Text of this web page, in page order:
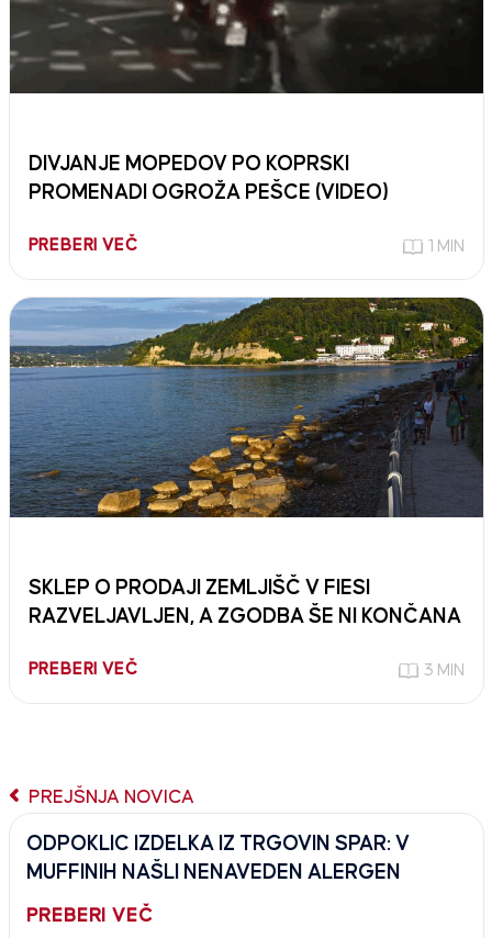
DIVJANJE MOPEDOV PO KOPRSKI
PROMENADI OGROŽA PEŠCE (VIDEO)
PREBERI VEČ 1 MIN
SKLEP O PRODAJI ZEMLJIŠČ V FIESI
RAZVELJAVLJEN, A ZGODBA ŠE NI KONČANA
PREBERI VEČ 3 MIN
PREJŠNJA NOVICA
ODPOKLIC IZDELKA IZ TRGOVIN SPAR: V
MUFFINIH NAŠLI NENAVEDEN ALERGEN
PREBERI VEČ